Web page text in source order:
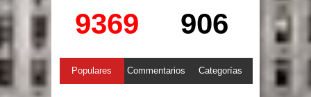
9369 906
Populares Commentarios Categorías